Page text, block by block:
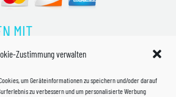
Zustimmung verwalten
um Geräteinformationen zu speichern und/oder darauf
zu verbessern und um personalisierte Werbung
MIT